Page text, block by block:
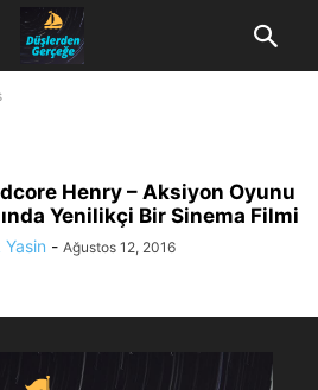
Henry – Aksiyon Oyunu
Yenilikçi Bir Sinema Filmi
Yasin - Ağustos 12, 2016